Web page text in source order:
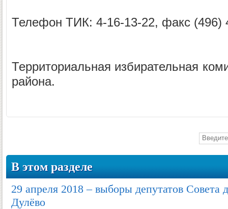
Телефон ТИК: 4-16-13-22, факс (496)
Территориальная избирательная
района.
В этом разделе
29 апреля 2018 – выборы депутатов Совета
Дулёво